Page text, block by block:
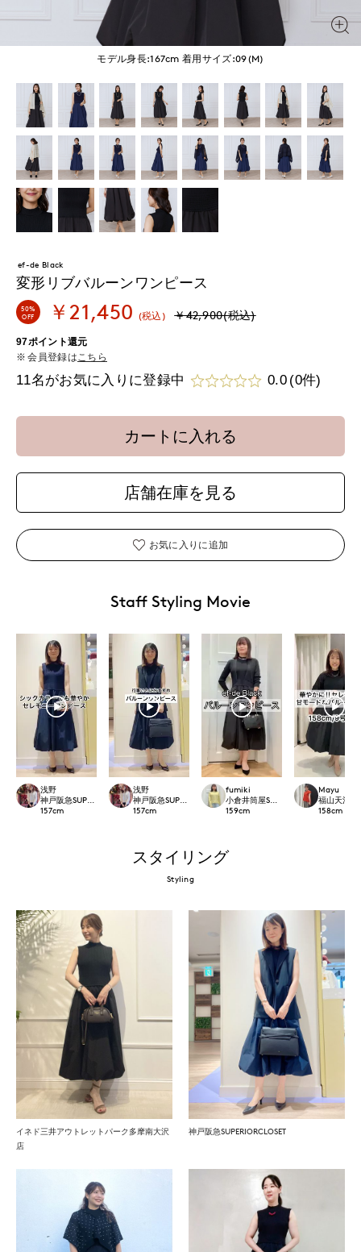
モデル身長:167cm 着用サイズ:09(M)
ef-de Black
変形リブバルーンワンピース
50%
OFF
￥21,450 (税込) ￥42,900(税込)
97ポイント還元
会員登録は こちら
11名がお気に入りに登録中 0.0 (0件)
カートに入れる
店舗在庫を見る
お気に入りに追加
Staff Styling Movie
浅野
神戸阪急SUPERIORCLOSET
157cm
浅野
神戸阪急SUPERIORCLOSET
157cm
fumiki
小倉井筒屋SUPERIOR CLOSET
159cm
Mayu
福山天満
158cm
スタイリング
Styling
イネド三井アウトレットパーク多摩南大沢
店
神戸阪急SUPERIORCLOSET